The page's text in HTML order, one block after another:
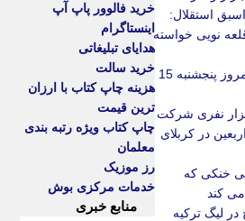
استقلال:
نویی خواسته
قیمت لیر ترکیه امروز پنجشنبه 15
حدود 25 هزار نفری شرکت
در کربلای
خنکی که
می کند
لیگ ترکیه
خرید فالوور پاپ آپ
اینستاگرام
هدایای تبلیغاتی
خرید سالت
هزینه چاپ کتاب با ارزان
ترین قیمت
چاپ کتاب ویژه رتبه بندی
معلمان
رز موزیک
خدمات مرکزی بوش
منابع خبری